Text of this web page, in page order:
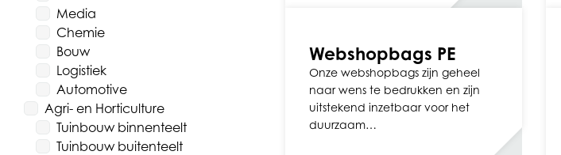
Media
Chemie
Bouw
Logistiek
Automotive
Agri- en Horticulture
Tuinbouw binnenteelt
Tuinbouw buitenteelt
Webshopbags PE
Onze webshopbags zijn geheel
naar wens te bedrukken en zijn
uitstekend inzetbaar voor het
duurzaam…